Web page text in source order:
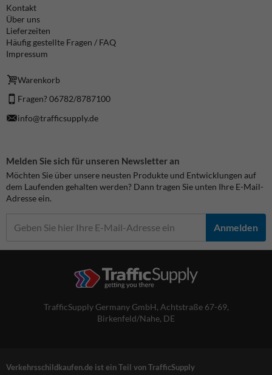
Kontakt
Über uns
Lieferzeiten
Häufig gestellte Fragen / FAQ
Impressum
Warenkorb
Fragen? 06782/8787100
info@trafficsupply.de
Melden Sie sich für unseren Newsletter an
Möchten Sie über unsere neusten Produkte und Entwicklungen auf
dem Laufenden gehalten werden? Dann tragen Sie unten Ihre E-Mail-
Adresse ein.
Anmelden
TrafficSupply Germany GmbH, Achtstraße 67-69,
Birkenfeld/Nahe, DE
Verkehrsschildkaufen.de ist ein Teil von TrafficSupply